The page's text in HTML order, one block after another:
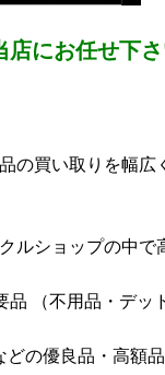
にお任せ下さ
の買い取りを幅広
ルショップの中で
（不用品・デッ
どの優良品・高額